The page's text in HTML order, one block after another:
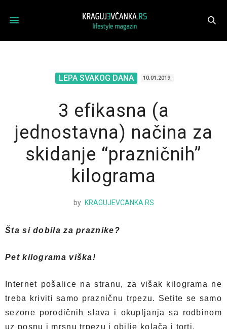
LEPA SVAKOG DANA 10.01.2019.
3 efikasna (a
jednostavna) načina za
skidanje “prazničnih”
kilograma
by KRAGUJEVCANKA.RS
Šta si dobila za praznike?
Pet kilograma viška!
Internet pošalice na stranu, za višak kilograma ne
treba kriviti samo prazničnu trpezu. Setite se samo
sezone porodičnih slava i okupljanja sa rodbinom
uz posnu i mrsnu trpezu i obilje kolača i torti.